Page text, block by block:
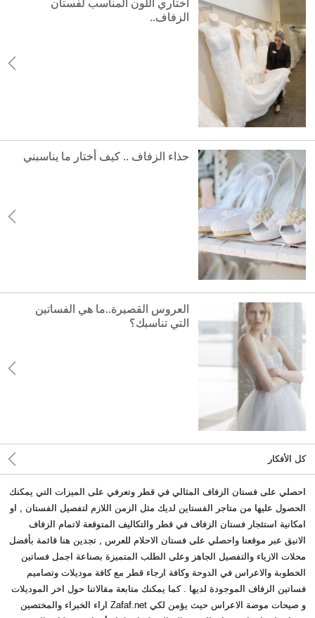
اختاري اللون المناسب لفستان
الزفاف..
حذاء الزفاف .. كيف أختار ما يناسبني
العروس القصيرة..ما هي الفساتين
التي تناسبك؟
كل الأفكار
احصلي على فستان الزفاف المثالي في قطر وتعرفي على الميزات التي يمكنك
الحصول عليها من متاجر الفستاين لديك مثل الزمن اللازم لتفصيل الفستان , او
امكانية استئجار فستان الزفاف في قطر والتكاليف المتوقعة لاتمام الزفاف
الانيق عبر موقعنا واحصلي على فستان الاحلام للعرس , تجدين هنا قائمة بأفضل
محلات الازياء والتفصيل الجاهز وعلى الطلب المتميزة بصناعة اجمل فساتين
الخطوبة والاعراس في الدوحة وكافة ارجاء قطر مع كافة موديلات وتصاميم
فساتين الزفاف الموجودة لديها . كما يمكنك متابعة مقالاتنا حول اخر الموديلات
و صيحات موضة الاعراس حيث يؤمن لكي Zafaf.net اراء الخبراء والمختصين